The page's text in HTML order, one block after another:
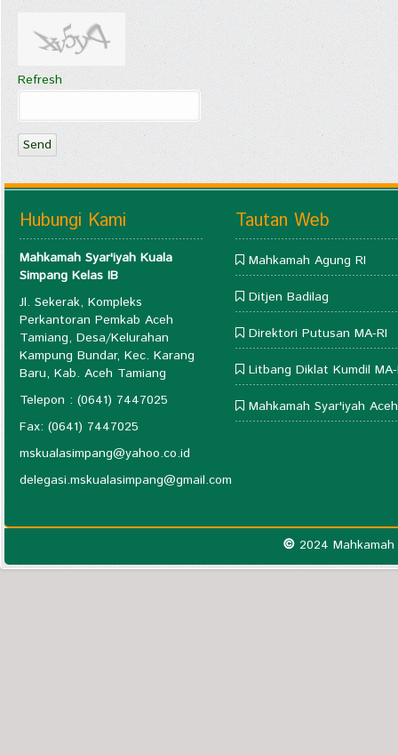
Refresh
Send
Hubungi Kami
Mahkamah Syar'iyah Kuala
Simpang Kelas IB
Jl. Sekerak, Kompleks
Perkantoran Pemkab Aceh
Tamiang, Desa/Kelurahan
Kampung Bundar, Kec. Karang
Baru, Kab. Aceh Tamiang
Telepon : (0641) 7447025
Fax: (0641) 7447025
mskualasimpang@yahoo.co.id
delegasi.mskualasimpang@gmail.com
Tautan Web
Mahkamah Agung RI
Ditjen Badilag
Direktori Putusan MA-RI
Litbang Diklat Kumdil MA-
Mahkamah Syar'iyah Aceh
© 2024